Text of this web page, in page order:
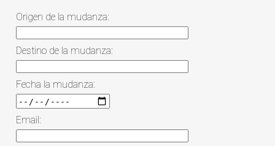
Origen de la mudanza:
Destino de la mudanza:
Fecha la mudanza:
Email: